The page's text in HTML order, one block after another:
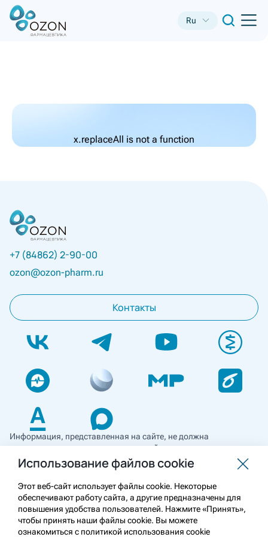
Ru
x.replaceAll is not a function
+7 (84862) 2-90-00
ozon@ozon-pharm.ru
Контакты
Информация, представленная на сайте, не должна
использоваться для самостоятельной диагностики и лечения
и не может служить заменой очной консультации врача. Перед
применением необходимо ознакомиться
с противопоказаниями препарата. Информация
о лекарственных средствах рецептурного отпуска
предназначена для медицинских и фармацевтических
работников.
Использование файлов cookie
Этот веб-сайт использует файлы cookie. Некоторые
обеспечивают работу сайта, а другие предназначены для
повышения удобства пользователей. Нажмите «Принять»,
чтобы принять наши файлы cookie. Вы можете
ознакомиться с политикой использования cookie